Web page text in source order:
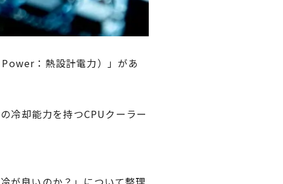
：熱設計電力）」があ
冷却能力を持つCPUクーラー